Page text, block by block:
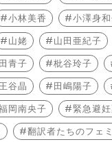
小林美香
小澤身
山姥 山田亜紀子
青子 枇谷玲子
王谷晶 田嶋陽子
岡南央子
緊急避
翻訳者たちのフェ